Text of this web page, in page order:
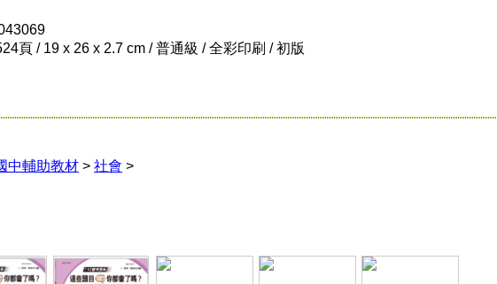
頁 / 19 x 26 x 2.7 cm / 普通級 / 全彩印刷 / 初版
中輔助教材 > 社會 >